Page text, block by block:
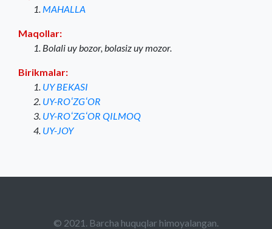
MAHALLA
Maqollar:
Bolali uy bozor, bolasiz uy mozor.
Birikmalar:
UY BEKASI
UY-ROʻZGʻOR
UY-ROʻZGʻOR QILMOQ
UY-JOY
© 2021. Barcha huquqlar himoyalangan.